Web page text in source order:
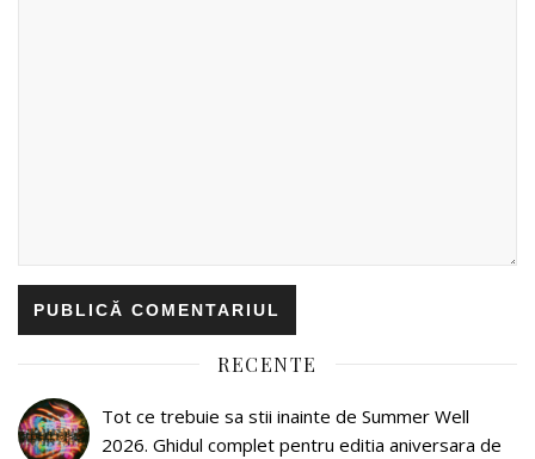
RECENTE
Tot ce trebuie sa stii inainte de Summer Well
2026. Ghidul complet pentru editia aniversara de